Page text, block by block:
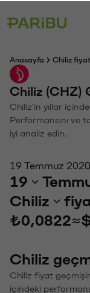
Anasayfa Chiliz
Chiliz (CHZ)
Chiliz'in yıllar
Performansını ve
iyi analiz edin.
19 Temmuz
19
Chiliz
₺0,0822≈
Chiliz
Chiliz fiyat
içindeki